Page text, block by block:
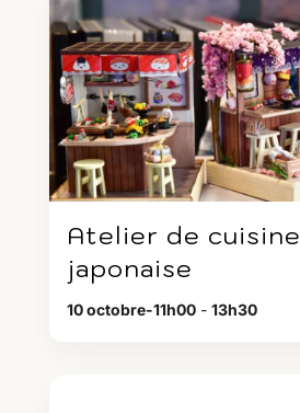
Atelier de cuisine
japonaise
10 octobre-11h00- 13h30